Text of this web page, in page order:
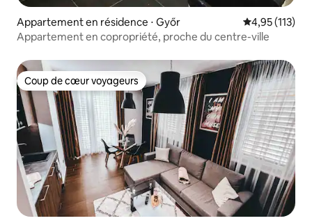
Appartement en résidence ⋅ Győr Évaluation
4,95 (113)
Appartement en copropriété, proche du centre-ville
Coup de cœur voyageurs
Coup de cœur voyageurs